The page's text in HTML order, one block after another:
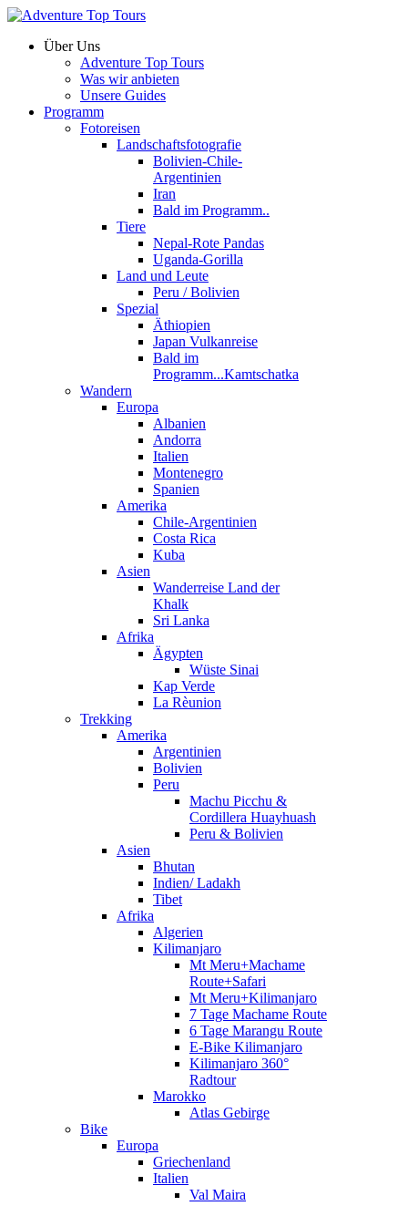
Über Uns
Adventure Top Tours
Was wir anbieten
Unsere Guides
Programm
Fotoreisen
Landschaftsfotografie
Bolivien-Chile-
Argentinien
Iran
Bald im Programm..
Tiere
Nepal-Rote Pandas
Uganda-Gorilla
Land und Leute
Peru / Bolivien
Spezial
Äthiopien
Japan Vulkanreise
Bald im
Programm...Kamtschatka
Wandern
Europa
Albanien
Andorra
Italien
Montenegro
Spanien
Amerika
Chile-Argentinien
Costa Rica
Kuba
Asien
Wanderreise Land der
Khalk
Sri Lanka
Afrika
Ägypten
Wüste Sinai
Kap Verde
La Rèunion
Trekking
Amerika
Argentinien
Bolivien
Peru
Machu Picchu &
Cordillera Huayhuash
Peru & Bolivien
Asien
Bhutan
Indien/ Ladakh
Tibet
Afrika
Algerien
Kilimanjaro
Mt Meru+Machame
Route+Safari
Mt Meru+Kilimanjaro
7 Tage Machame Route
6 Tage Marangu Route
E-Bike Kilimanjaro
Kilimanjaro 360°
Radtour
Marokko
Atlas Gebirge
Bike
Europa
Griechenland
Italien
Val Maira